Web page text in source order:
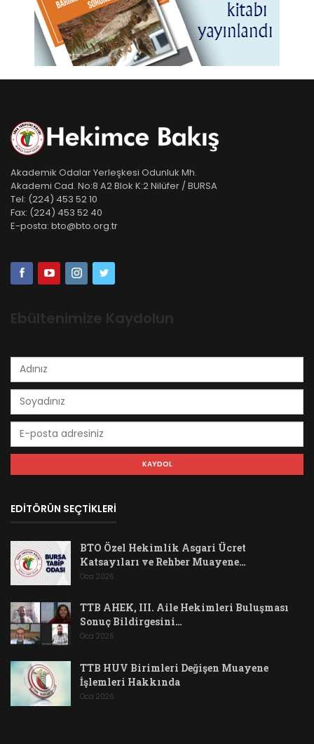
Akademik Odalar Yerleşkesi Odunluk Mh.
Akademi Cad. No:8 A2 Blok K:2 Nilüfer / BURSA
Tel: (224) 453 52 10
Fax: (224) 453 52 40
E-posta: bto@bto.org.tr
Ebültenimize Kaydolun
EDİTÖRÜN SEÇTİKLERİ
BTO Özel Hekimlik Asgari Ücret
Katsayıları ve Rehber Muayene…
Oca 2026
TTB AHEK, III. Aile Hekimleri Buluşması
Sonuç Bildirgesini…
Oca 2026
TTB HUV Birimleri Değişen Muayene
İşlemleri Hakkında
Oca 2026